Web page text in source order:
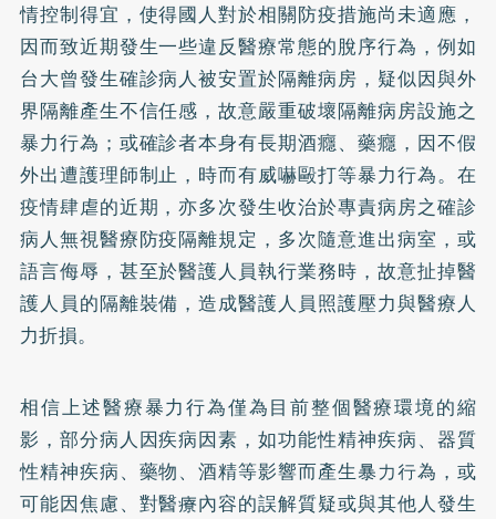
情控制得宜，使得國人對於相關防疫措施尚未適應，
因而致近期發生一些違反醫療常態的脫序行為，例如
台大曾發生確診病人被安置於隔離病房，疑似因與外
界隔離產生不信任感，故意嚴重破壞隔離病房設施之
暴力行為；或確診者本身有長期酒癮、藥癮，因不假
外出遭護理師制止，時而有威嚇毆打等暴力行為。在
疫情肆虐的近期，亦多次發生收治於專責病房之確診
病人無視醫療防疫隔離規定，多次隨意進出病室，或
語言侮辱，甚至於醫護人員執行業務時，故意扯掉醫
護人員的隔離裝備，造成醫護人員照護壓力與醫療人
力折損。
相信上述醫療暴力行為僅為目前整個醫療環境的縮
影，部分病人因疾病因素，如功能性精神疾病、器質
性精神疾病、藥物、酒精等影響而產生暴力行為，或
可能因焦慮、對醫療內容的誤解質疑或與其他人發生